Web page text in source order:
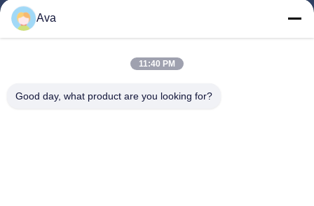
Produk
Video
Tur Pabrik
Ava
11:40 PM
Good day, what product are you looking for?